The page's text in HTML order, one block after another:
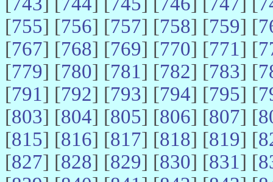
[755] [756] [757] [758] [759] [
[767] [768] [769] [770] [771] [
[779] [780] [781] [782] [783] [
[791] [792] [793] [794] [795] [
[803] [804] [805] [806] [807] [
[815] [816] [817] [818] [819] [
[827] [828] [829] [830] [831] [